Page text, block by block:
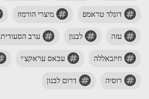
דונלד טראמפ מיצרי הורמוז
עזה לבנון ערב הסעודית
חיזבאללה עבאס עראקצ'י
רוסיה דרום לבנון